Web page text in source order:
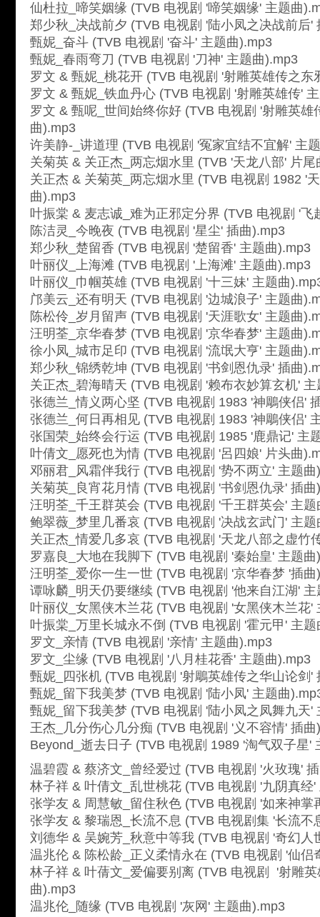
仙杜拉_啼笑姻缘 (TVB 电视剧 '啼笑姻缘' 主题曲
郑少秋_决战前夕 (TVB 电视剧 '陆小凤之决战前后'
甄妮_奋斗 (TVB 电视剧 '奋斗' 主题曲).mp3
甄妮_春雨弯刀 (TVB 电视剧 '刀神' 主题曲).mp3
罗文 & 甄妮_桃花开 (TVB 电视剧 '射雕英雄传之东
罗文 & 甄妮_铁血丹心 (TVB 电视剧 '射雕英雄传'
罗文 & 甄呢_世间始终你好 (TVB 电视剧 '射雕英雄
曲).mp3
许美静-_讲道理 (TVB 电视剧 '冤家宜结不宜解' 主
关菊英 & 关正杰_两忘烟水里 (TVB '天龙八部' 片尾
关正杰 & 关菊英_两忘烟水里 (TVB 电视剧 1982 '
曲).mp3
叶振棠 & 麦志诚_难为正邪定分界 (TVB 电视剧 '飞
陈洁灵_今晚夜 (TVB 电视剧 '星尘' 插曲).mp3
郑少秋_楚留香 (TVB 电视剧 '楚留香' 主题曲).mp3
叶丽仪_上海滩 (TVB 电视剧 '上海滩' 主题曲).mp3
叶丽仪_巾帼英雄 (TVB 电视剧 '十三妹' 主题曲
邝美云_还有明天 (TVB 电视剧 '边城浪子' 主题曲
陈松伶_岁月留声 (TVB 电视剧 '天涯歌女' 主题曲
汪明荃_京华春梦 (TVB 电视剧 '京华春梦' 主题曲
徐小凤_城市足印 (TVB 电视剧 '流氓大亨' 主题曲
郑少秋_锦绣乾坤 (TVB 电视剧 '书剑恩仇录' 插曲
关正杰_碧海晴天 (TVB 电视剧 '赖布衣妙算玄机'
张德兰_情义两心坚 (TVB 电视剧 1983 '神鵰侠侣'
张德兰_何日再相见 (TVB 电视剧 1983 '神鵰侠侣'
张国荣_始终会行运 (TVB 电视剧 1985 '鹿鼎记' 主
叶倩文_愿死也为情 (TVB 电视剧 '呂四娘' 片头曲
邓丽君_风霜伴我行 (TVB 电视剧 '势不两立' 主题曲
关菊英_良宵花月情 (TVB 电视剧 '书剑恩仇录' 插曲
汪明荃_千王群英会 (TVB 电视剧 '千王群英会' 主题
鲍翠薇_梦里几番哀 (TVB 电视剧 '决战玄武门' 主题
关正杰_情爱几多哀 (TVB 电视剧 '天龙八部之虚竹
罗嘉良_大地在我脚下 (TVB 电视剧 '秦始皇' 主题曲
汪明荃_爱你一生一世 (TVB 电视剧 '京华春梦 '插曲
谭咏麟_明天仍要继续 (TVB 电视剧 '他来自江湖'
叶丽仪_女黑侠木兰花 (TVB 电视剧 '女黑侠木兰花'
叶振棠_万里长城永不倒 (TVB 电视剧 '霍元甲' 主题
罗文_亲情 (TVB 电视剧 '亲情' 主题曲).mp3
罗文_尘缘 (TVB 电视剧 '八月桂花香' 主题曲).mp3
甄妮_四张机 (TVB 电视剧 '射鵰英雄传之华山论剑'
甄妮_留下我美梦 (TVB 电视剧 '陆小凤' 主题曲
甄妮_留下我美梦 (TVB 电视剧 '陆小凤之凤舞九天'
王杰_几分伤心几分痴 (TVB 电视剧 '义不容情' 插曲
Beyond_逝去日子 (TVB 电视剧 1989 '淘气双子星'
温碧霞 & 蔡济文_曾经爱过 (TVB 电视剧 '火玫瑰'
林子祥 & 叶倩文_乱世桃花 (TVB 电视剧 '九阴真经'
张学友 & 周慧敏_留住秋色 (TVB 电视剧 '如来神掌
张学友 & 黎瑞恩_长流不息 (TVB 电视剧集 '长流不
刘德华 & 吴婉芳_秋意中等我 (TVB 电视剧 '奇幻人
温兆伦 & 陈松龄_正义柔情永在 (TVB 电视剧 '仙侣
林子祥 & 叶蒨文_爱偏要别离 (TVB 电视剧 '射雕
曲).mp3
温兆伦_随缘 (TVB 电视剧 '灰网' 主题曲).mp3